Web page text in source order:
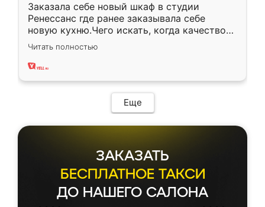
Заказала себе новый шкаф в студии
Ренессанс где ранее заказывала себе
новую кухню.Чего искать, когда качеством
вполне довольна. Служит кухня уже почти
два года, нареканий нет.
Читать полностью
Еще
ЗАКАЗАТЬ
БЕСПЛАТНОЕ ТАКСИ
ДО НАШЕГО САЛОНА